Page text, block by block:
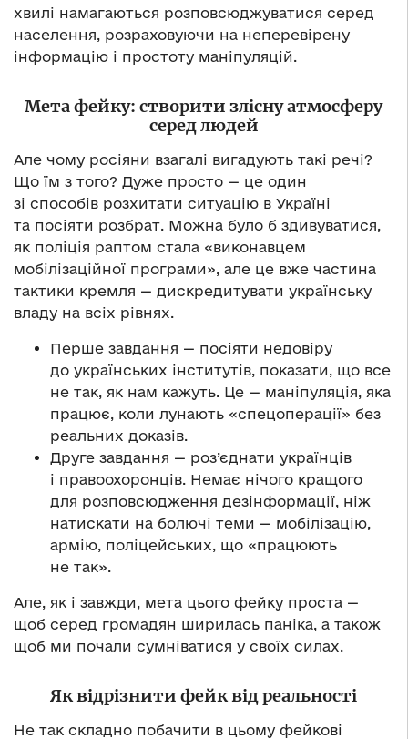
хвилі намагаються розповсюджуватися серед
населення, розраховуючи на неперевірену
інформацію і простоту маніпуляцій.
Мета фейку: створити злісну атмосферу
серед людей
Але чому росіяни взагалі вигадують такі речі?
Що їм з того? Дуже просто — це один
зі способів розхитати ситуацію в Україні
та посіяти розбрат. Можна було б здивуватися,
як поліція раптом стала «виконавцем
мобілізаційної програми», але це вже частина
тактики кремля — дискредитувати українську
владу на всіх рівнях.
Перше завдання — посіяти недовіру
до українських інститутів, показати, що все
не так, як нам кажуть. Це — маніпуляція, яка
працює, коли лунають «спецоперації» без
реальних доказів.
Друге завдання — роз’єднати українців
і правоохоронців. Немає нічого кращого
для розповсюдження дезінформації, ніж
натискати на болючі теми — мобілізацію,
армію, поліцейських, що «працюють
не так».
Але, як і завжди, мета цього фейку проста —
щоб серед громадян ширилась паніка, а також
щоб ми почали сумніватися у своїх силах.
Як відрізнити фейк від реальності
Не так складно побачити в цьому фейкові